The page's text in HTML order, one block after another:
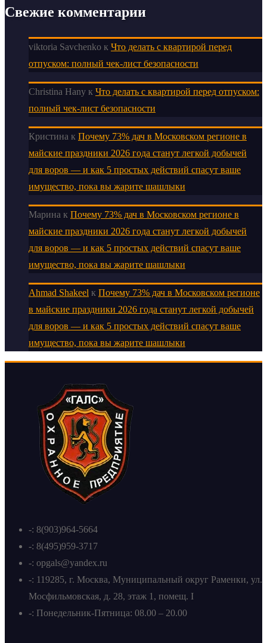
Свежие комментарии
viktoria Savchenko к Что делать с квартирой перед
отпуском: полный чек-лист безопасности
Christina Hany к Что делать с квартирой перед отпуском:
полный чек-лист безопасности
Кристина к Почему 73% дач в Московском регионе в
майские праздники 2026 года станут легкой добычей
для воров — и как 5 простых действий спасут ваше
имущество, пока вы жарите шашлыки
Марина к Почему 73% дач в Московском регионе в
майские праздники 2026 года станут легкой добычей
для воров — и как 5 простых действий спасут ваше
имущество, пока вы жарите шашлыки
Ahmad Shakeel к Почему 73% дач в Московском регионе
в майские праздники 2026 года станут легкой добычей
для воров — и как 5 простых действий спасут ваше
имущество, пока вы жарите шашлыки
-: 8(903)964-5664
-: 8(495)959-3717
-: opgals@yandex.ru
-: 119285, г. Москва, Муниципальный округ Раменки, ул.
Мосфильмовская, д. 28, этаж 1, помещ. I
-: Понедельник-Пятница: 08.00 – 20.00